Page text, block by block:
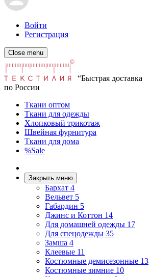
Войти
Регистрация
Close menu
“Быстрая доставка
по России
Ткани оптом
Ткани для одежды
Хлопковый трикотаж
Швейная фурнитура
Ткани для дома
%Sale
Закрыть меню
Бархат 4
Вельвет 5
Габардин 5
Джинс и Коттон 14
Для домашней одежды 17
Для спецодежды 35
Замша 4
Клеевые 11
Костюмные демисезонные 13
Костюмные зимние 10